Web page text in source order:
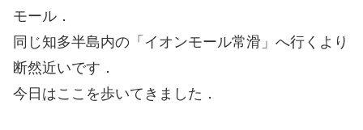
モール．
同じ知多半島内の「イオンモール常滑」へ行くより
断然近いです．
今日はここを歩いてきました．